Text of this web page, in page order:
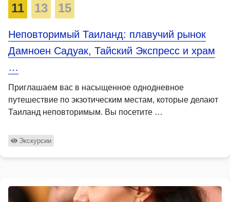
11 13 15
Неповторимый Таиланд: плавучий рынок
Дамноен Садуак, Тайский Экспресс и храм
…
Приглашаем вас в насыщенное однодневное
путешествие по экзотическим местам, которые делают
Таиланд неповторимым. Вы посетите …
Экскурсии